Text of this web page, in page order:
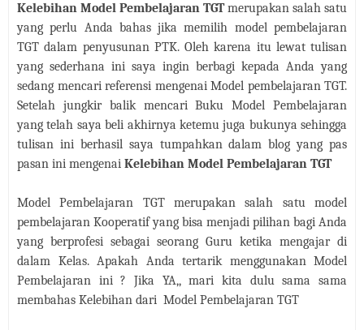
Kelebihan Model Pembelajaran TGTmerupakan salah satu
yang perlu Anda bahas jika memilih model pembelajaran
TGT dalam penyusunan PTK. Oleh karena itu lewat tulisan
yang sederhana ini saya ingin berbagi kepada Anda yang
sedang mencari referensi mengenai Model pembelajaran TGT.
Setelah jungkir balik mencari Buku Model Pembelajaran
yang telah saya beli akhirnya ketemu juga bukunya sehingga
tulisan ini berhasil saya tumpahkan dalam blog yang pas
pasan ini mengenai Kelebihan Model Pembelajaran TGT
Model Pembelajaran TGT merupakan salah satu model
pembelajaran Kooperatif yang bisa menjadi pilihan bagi Anda
yang berprofesi sebagai seorang Guru ketika mengajar di
dalam Kelas. Apakah Anda tertarik menggunakan Model
Pembelajaran ini ? Jika YA,, mari kita dulu sama sama
membahas Kelebihan dari Model Pembelajaran TGT